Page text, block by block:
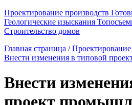
Проектирование производств
Геологические изыскания
Строительство домов
Главная страница /
Внести изменения в типовой
Внести